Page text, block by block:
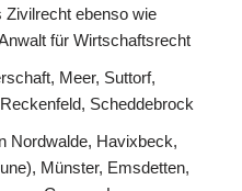
ebenso wie
für Wirtschaftsrecht
Meer, Suttorf,
Scheddebrock
Nordwalde, Havixbeck,
Münster, Emsdetten,